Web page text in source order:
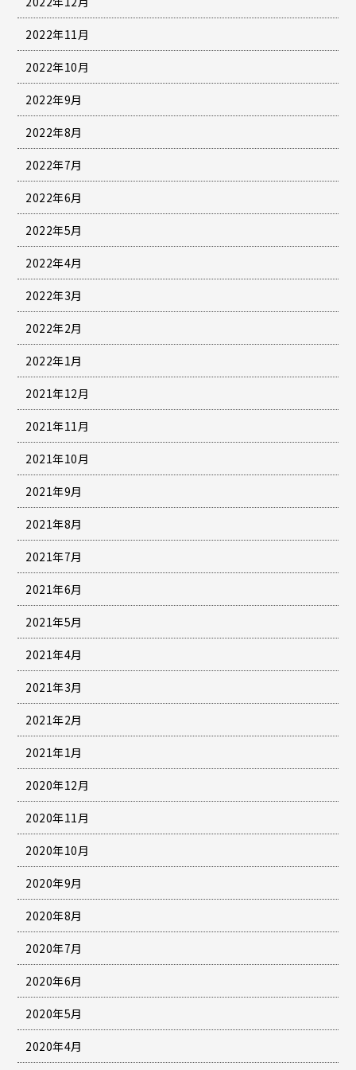
2022年11月
2022年10月
2022年9月
2022年8月
2022年7月
2022年6月
2022年5月
2022年4月
2022年3月
2022年2月
2022年1月
2021年12月
2021年11月
2021年10月
2021年9月
2021年8月
2021年7月
2021年6月
2021年5月
2021年4月
2021年3月
2021年2月
2021年1月
2020年12月
2020年11月
2020年10月
2020年9月
2020年8月
2020年7月
2020年6月
2020年5月
2020年4月